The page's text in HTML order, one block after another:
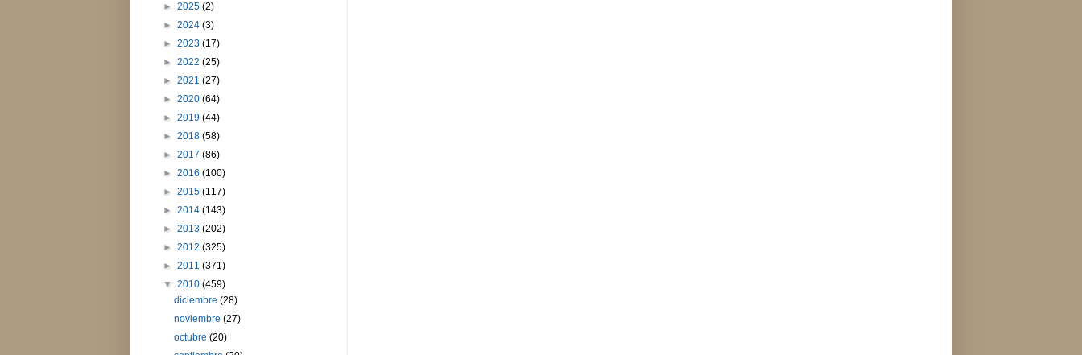
► 2025 (2)
► 2024 (3)
► 2023 (17)
► 2022 (25)
► 2021 (27)
► 2020 (64)
► 2019 (44)
► 2018 (58)
► 2017 (86)
► 2016 (100)
► 2015 (117)
► 2014 (143)
► 2013 (202)
► 2012 (325)
► 2011 (371)
▼ 2010 (459)
diciembre(28)
noviembre(27)
octubre(20)